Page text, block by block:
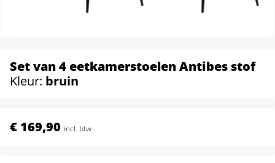
Set van 4 eetkamerstoelen Antibes stof
Kleur: bruin
€ 169,90 incl. btw